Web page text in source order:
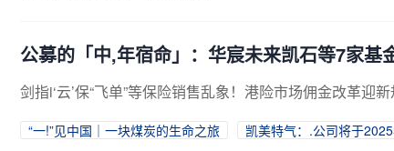
公募的「中,年宿命」：华宸未来凯石等7家基
剑指i‘云’保“飞单”等保险销售乱象！港险市场佣金改革迎
“一!”见中国｜一块煤炭的生命之旅
凯美特气：.公司将于